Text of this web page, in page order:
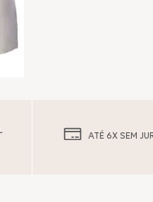
ATÉ 6X SEM